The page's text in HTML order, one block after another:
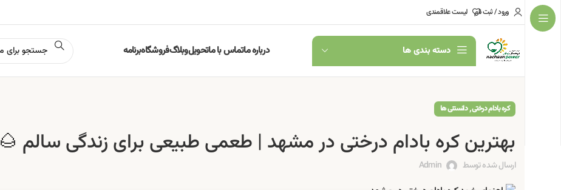
ورود / ثبت نام لیست علاقمندی
دسته بندی ها درباره ماتماس با ماتحویلوبلاگفروشگاهبرنامه
کره بادام درختی,دانستنی ها
بهترین کره بادام درختی در مشهد | طعمی طبیعی برای زندگی سالم 🌰
ارسال شده توسط Admin